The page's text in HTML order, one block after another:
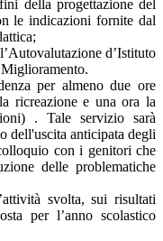
della progettazione del
le indicazioni fornite dal
d’Istituto
per almeno due ore
ricreazione e una ora la
. Tale servizio sarà
dell'uscita anticipata degli
con i genitori che
delle problematiche
svolta, sui risultati
per l’anno scolastico